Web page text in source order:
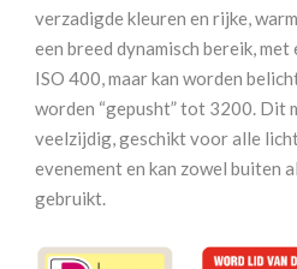
verzadigde kleuren en rijke,
een breed dynamisch bereik,
ISO 400, maar kan worden
worden “gepusht” tot 3200. Dit
veelzijdig, geschikt voor alle
evenement en kan zowel buiten
gebruikt.